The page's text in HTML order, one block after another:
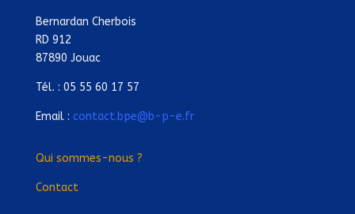
Bernardan Cherbois
RD 912
87890 Jouac
Tél. : 05 55 60 17 57
Email : contact.bpe@b-p-e.fr
Qui sommes-nous ?
Contact